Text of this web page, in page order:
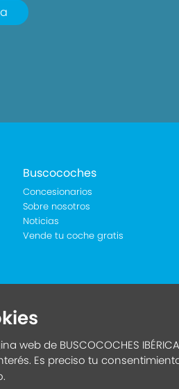
Buscocoches
Concesionarios
Sobre nosotros
Noticias
Vende tu coche gratis
de BUSCOCOCHES
Es preciso tu